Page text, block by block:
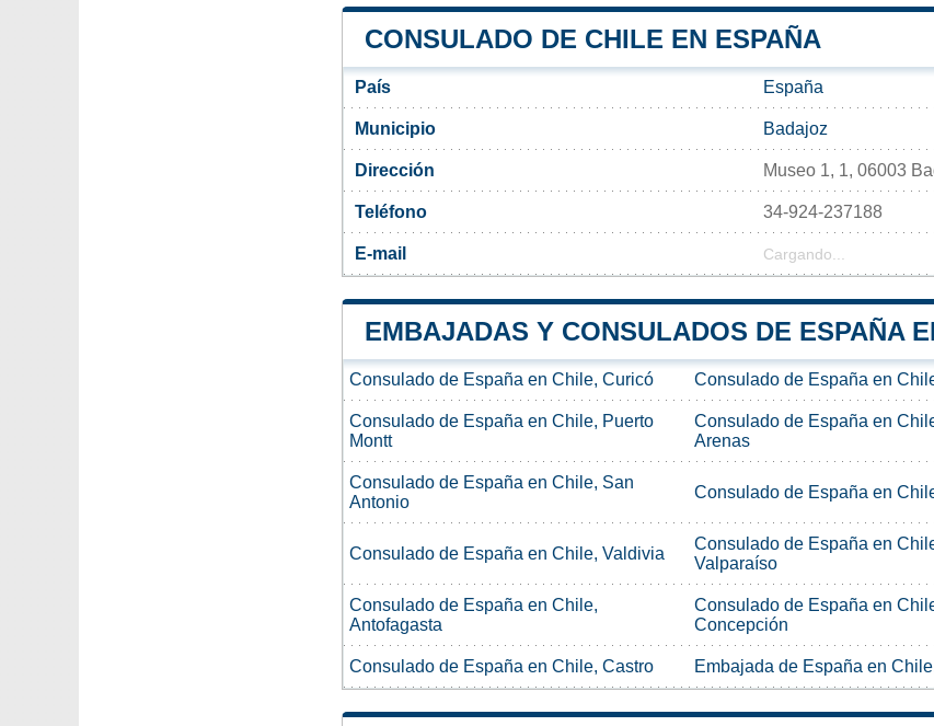
CONSULADO DE CHILE EN ESPAÑA
País España
Municipio Badajoz
Dirección Museo 1, 1, 06003
Teléfono 34-924-237188
E-mail Cargando...
EMBAJADAS Y CONSULADOS DE ESPAÑA
Consulado de España en Chile, Curicó Consulado de España en
Consulado de España en Chile, Puerto
Montt
Consulado de España en
Arenas
Consulado de España en Chile, San
Antonio
Consulado de España en
Consulado de España en Chile, Valdivia
Consulado de España en
Valparaíso
Consulado de España en Chile,
Antofagasta
Consulado de España en
Concepción
Consulado de España en Chile, Castro Embajada de España en